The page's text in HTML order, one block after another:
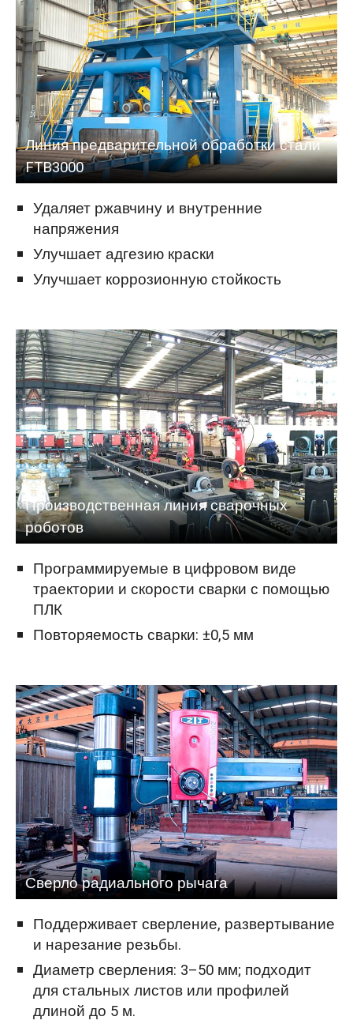
Линия предварительной обработки стали
FTB3000
Удаляет ржавчину и внутренние
напряжения
Улучшает адгезию краски
Улучшает коррозионную стойкость
Производственная линия сварочных
роботов
Программируемые в цифровом виде
траектории и скорости сварки с помощью
ПЛК
Повторяемость сварки: ±0,5 мм
Сверло радиального рычага
Поддерживает сверление, развертывание
и нарезание резьбы.
Диаметр сверления: 3–50 мм; подходит
для стальных листов или профилей
длиной до 5 м.